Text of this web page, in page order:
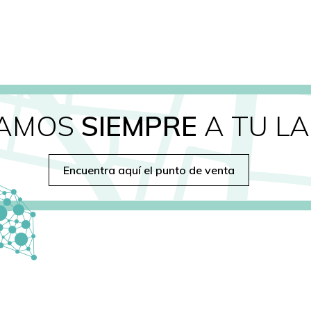
SIEMPRE A TU
Encuentra aquí el punto de venta